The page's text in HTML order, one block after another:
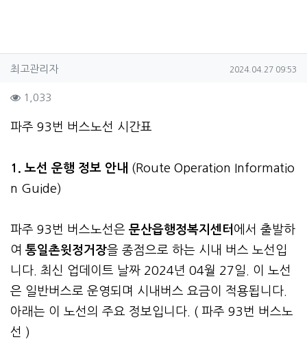
작성자 정보
최고관리자작성 작성일
2024.04.27 09:53
컨텐츠 정보
1,033
본문
파주 93번 버스노선 시간표
1. 노선 운행 정보 안내 (Route Operation Informatio
n Guide)
파주 93번 버스노선은 문산읍행정복지센터 에서 출발하
여 통일촌윗정거장을 종점으로 하는 시내 버스 노선입
니다. 최신 업데이트 날짜 2024년 04월 27일. 이 노선
은 일반버스로 운영되며 시내버스 요금이 적용됩니다.
아래는 이 노선의 주요 정보입니다. ( 파주 93번 버스노
선 )